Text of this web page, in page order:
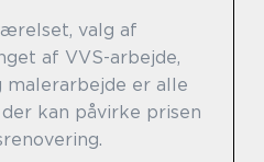
valg af
af VVS-arbejde,
er alle
kan påvirke prisen